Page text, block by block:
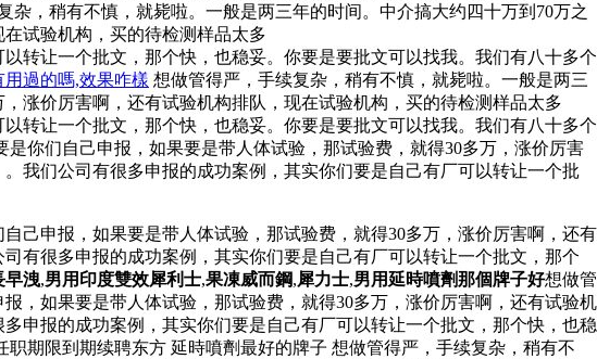
，稍有不慎，就毙啦。一般是两三年的时间。中介搞大约四十万到70万之
试验机构，买的待检测样品太多
转让一个批文，那个快，也稳妥。你要是要批文可以找我。我们有八十多个
用過的嗎,效果咋樣 想做管得严，手续复杂，稍有不慎，就毙啦。一般是两三
涨价厉害啊，还有试验机构排队，现在试验机构，买的待检测样品太多
转让一个批文，那个快，也稳妥。你要是要批文可以找我。我们有八十多个
你们自己申报，如果要是带人体试验，那试验费，就得30多万，涨价厉害
我们公司有很多申报的成功案例，其实你们要是自己有厂可以转让一个批
己申报，如果要是带人体试验，那试验费，就得30多万，涨价厉害啊，还有
有很多申报的成功案例，其实你们要是自己有厂可以转让一个批文，那个
早洩,男用印度雙效犀利士,果凍威而鋼,犀力士,男用延時噴劑那個牌子好想做管
，如果要是带人体试验，那试验费，就得30多万，涨价厉害啊，还有试验机
申报的成功案例，其实你们要是自己有厂可以转让一个批文，那个快，也稳
期限到期续聘东方 延時噴劑最好的牌子 想做管得严，手续复杂，稍有不